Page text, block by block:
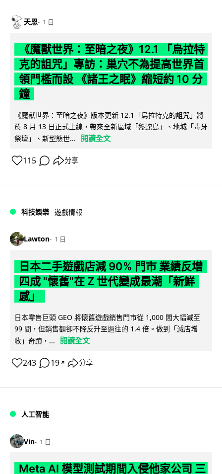
天恩 1 日
《魔獸世界：至暗之夜》12.1 「烏拉特
克的詛咒」專訪：巢穴不為提高世界首
領門檻而設 《諸王之眠》縮短約 10 分
鐘
《魔獸世界：至暗之夜》版本更新 12.1「烏拉特克的詛咒」將
於 8 月 13 日正式上線，帶來全新區域「盤蛇島」、地城「毒牙
祭壇」、新型態世...
閱讀全文
115 分享
科技娛樂 遊戲情報
Lawton 1 日
日本二手遊戲店減 90% 門市 業績反增
四成 "懷舊"在 Z 世代變成最潮「新鮮
感」
日本零售巨頭 GEO 將懷舊遊戲銷售門市從 1,000 間大幅減至
99 間，但銷售額卻不降反升至過往的 1.4 倍。做到「減店增
收」奇蹟，...
閱讀全文
243 19 ↗ 分享
人工智能
Vin 1 日
Meta AI 模型測試期間入侵他家公司 三